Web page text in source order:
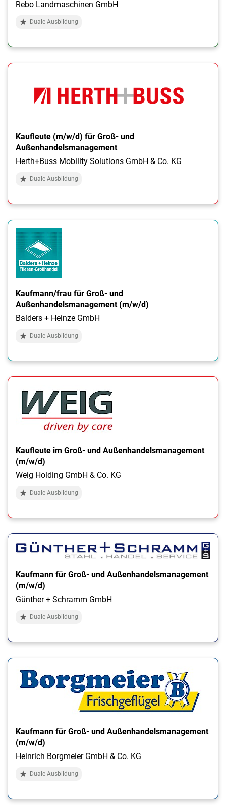
Rebo Landmaschinen GmbH
Duale Ausbildung
Kaufleute (m/w/d) für Groß- und
Außenhandelsmanagement
Herth+Buss Mobility Solutions GmbH & Co. KG
Duale Ausbildung
Kaufmann/frau für Groß- und
Außenhandelsmanagement (m/w/d)
Balders + Heinze GmbH
Duale Ausbildung
Kaufleute im Groß- und Außenhandelsmanagement
(m/w/d)
Weig Holding GmbH & Co. KG
Duale Ausbildung
Kaufmann für Groß- und Außenhandelsmanagement
(m/w/d)
Günther + Schramm GmbH
Duale Ausbildung
Kaufmann für Groß- und Außenhandelsmanagement
(m/w/d)
Heinrich Borgmeier GmbH & Co. KG
Duale Ausbildung